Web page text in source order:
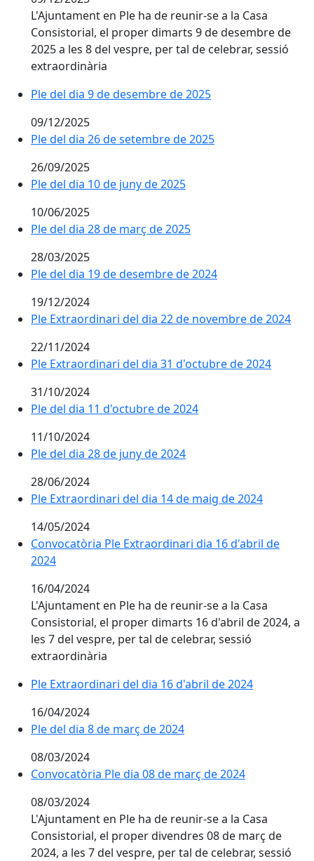
L'Ajuntament en Ple ha de reunir-se a la Casa
Consistorial, el proper dimarts 9 de desembre de
2025 a les 8 del vespre, per tal de celebrar, sessió
extraordinària
Ple del dia 9 de desembre de 2025
09/12/2025
Ple del dia 26 de setembre de 2025
26/09/2025
Ple del dia 10 de juny de 2025
10/06/2025
Ple del dia 28 de març de 2025
28/03/2025
Ple del dia 19 de desembre de 2024
19/12/2024
Ple Extraordinari del dia 22 de novembre de 2024
22/11/2024
Ple Extraordinari del dia 31 d'octubre de 2024
31/10/2024
Ple del dia 11 d'octubre de 2024
11/10/2024
Ple del dia 28 de juny de 2024
28/06/2024
Ple Extraordinari del dia 14 de maig de 2024
14/05/2024
Convocatòria Ple Extraordinari dia 16 d'abril de
2024
16/04/2024
L'Ajuntament en Ple ha de reunir-se a la Casa
Consistorial, el proper dimarts 16 d'abril de 2024, a
les 7 del vespre, per tal de celebrar, sessió
extraordinària
Ple Extraordinari del dia 16 d'abril de 2024
16/04/2024
Ple del dia 8 de març de 2024
08/03/2024
Convocatòria Ple dia 08 de març de 2024
08/03/2024
L'Ajuntament en Ple ha de reunir-se a la Casa
Consistorial, el proper divendres 08 de març de
2024, a les 7 del vespre, per tal de celebrar, sessió